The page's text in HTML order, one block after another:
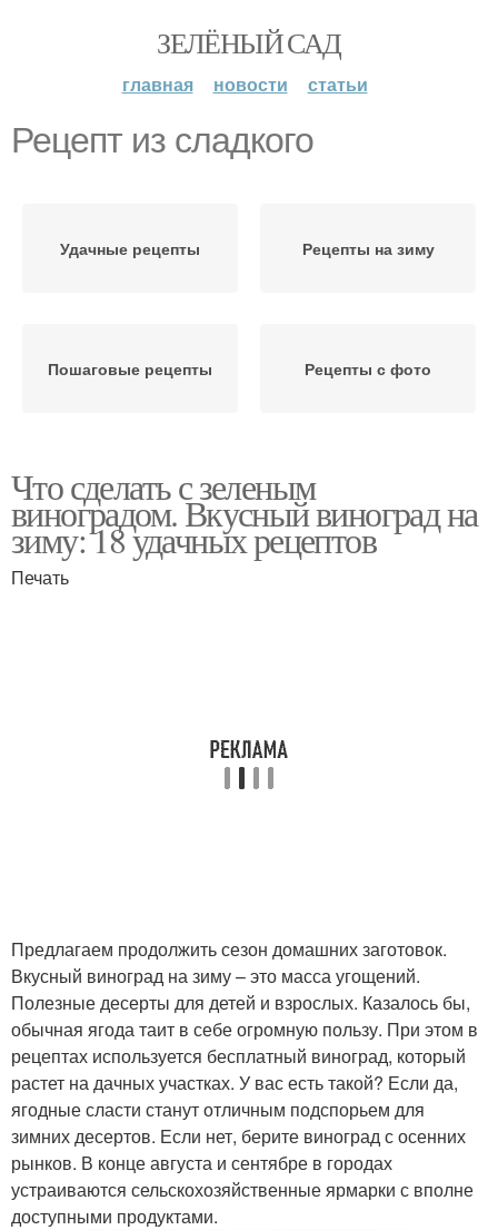
ЗЕЛЁНЫЙ САД
главная новости статьи
Рецепт из сладкого
Удачные рецепты Рецепты на зиму
Пошаговые рецепты Рецепты с фото
Что сделать с зеленым
виноградом. Вкусный виноград на
зиму: 18 удачных рецептов
Печать
Предлагаем продолжить сезон домашних заготовок.
Вкусный виноград на зиму – это масса угощений.
Полезные десерты для детей и взрослых. Казалось бы,
обычная ягода таит в себе огромную пользу. При этом в
рецептах используется бесплатный виноград, который
растет на дачных участках. У вас есть такой? Если да,
ягодные сласти станут отличным подспорьем для
зимних десертов. Если нет, берите виноград с осенних
рынков. В конце августа и сентябре в городах
устраиваются сельскохозяйственные ярмарки с вполне
доступными продуктами.